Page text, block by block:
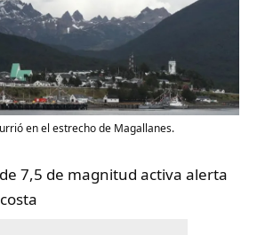
en el estrecho de Magallanes.
7,5 de magnitud activa alerta